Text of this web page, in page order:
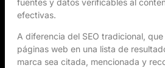
efectivas.
A diferencia del SEO tradicional,
páginas web en una lista de
marca sea citada, mencionada y